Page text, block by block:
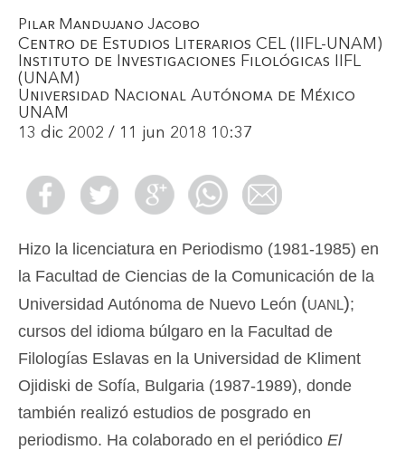
Pilar Mandujano Jacobo
Centro de Estudios Literarios CEL (IIFL-UNAM)
Instituto de Investigaciones Filológicas IIFL
(UNAM)
Universidad Nacional Autónoma de México
UNAM
13 dic 2002 / 11 jun 2018 10:37
Hizo la licenciatura en Periodismo (1981-1985) en
la Facultad de Ciencias de la Comunicación de la
Universidad Autónoma de Nuevo León (uanl);
cursos del idioma búlgaro en la Facultad de
Filologías Eslavas en la Universidad de Kliment
Ojidiski de Sofía, Bulgaria (1987-1989), donde
también realizó estudios de posgrado en
periodismo. Ha colaborado en el periódico El